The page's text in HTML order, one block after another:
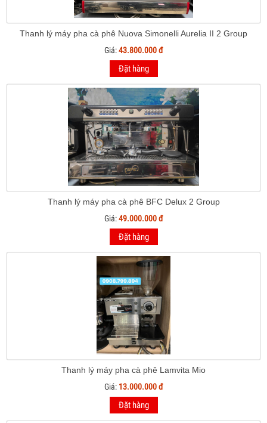
Thanh lý máy pha cà phê Nuova Simonelli Aurelia II 2 Group
Giá:43.800.000 đ
Đặt hàng
Thanh lý máy pha cà phê BFC Delux 2 Group
Giá:49.000.000 đ
Đặt hàng
Thanh lý máy pha cà phê Lamvita Mio
Giá: 13.000.000 đ
Đặt hàng